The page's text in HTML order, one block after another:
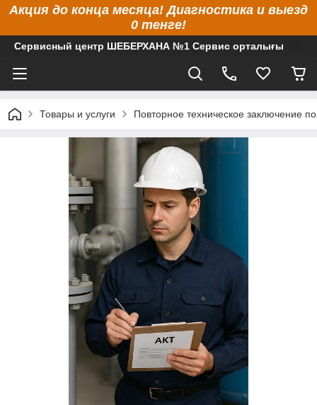
Акция до конца месяца! Диагностика и выезд
0 тенге!
Сервисный центр ШЕБЕРХАНА №1 Сервис орталығы
Товары и услуги Повторное техническое заключение